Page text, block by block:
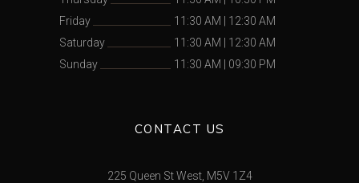
Friday
11:30 AM
12:30 AM
Saturday
11:30 AM
12:30 AM
Sunday
11:30 AM 09:30 PM
CONTACT US
225 Queen St West, M5V 1Z4